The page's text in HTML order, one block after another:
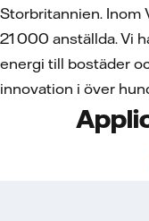
Storbritannien. Inom
21 000 anställda. Vi
energi till bostäder
innovation i över